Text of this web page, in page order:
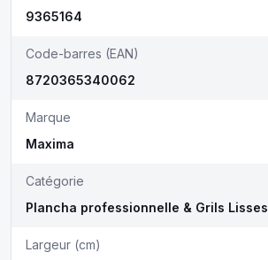
9365164
Code-barres (EAN)
8720365340062
Marque
Maxima
Catégorie
Plancha professionnelle & Grils Lisses
Largeur (cm)